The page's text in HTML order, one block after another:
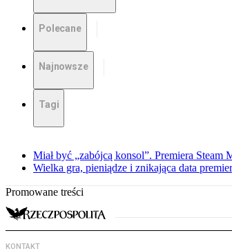
Polecane
Najnowsze
Tagi
Miał być „zabójcą konsol”. Premiera Steam
Wielka gra, pieniądze i znikająca data
Promowane treści
KONTAKT